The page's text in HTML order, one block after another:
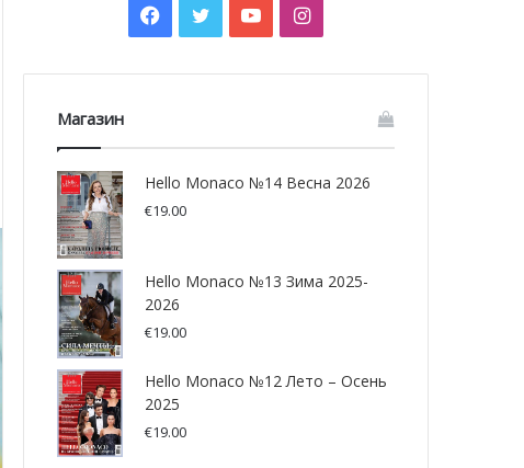
Facebook
TwitterYouTubeInstagram
Магазин
Hello Monaco №14 Весна 2026
€19.00
Hello Monaco №13 Зима 2025-
2026
€19.00
Hello Monaco №12 Лето – Осень
2025
€19.00